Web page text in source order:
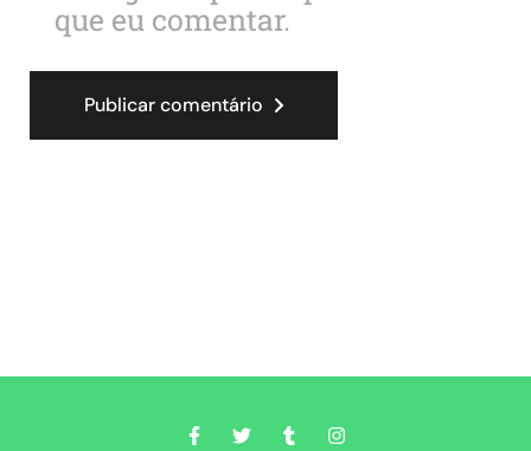
que eu comentar.
Publicar comentário